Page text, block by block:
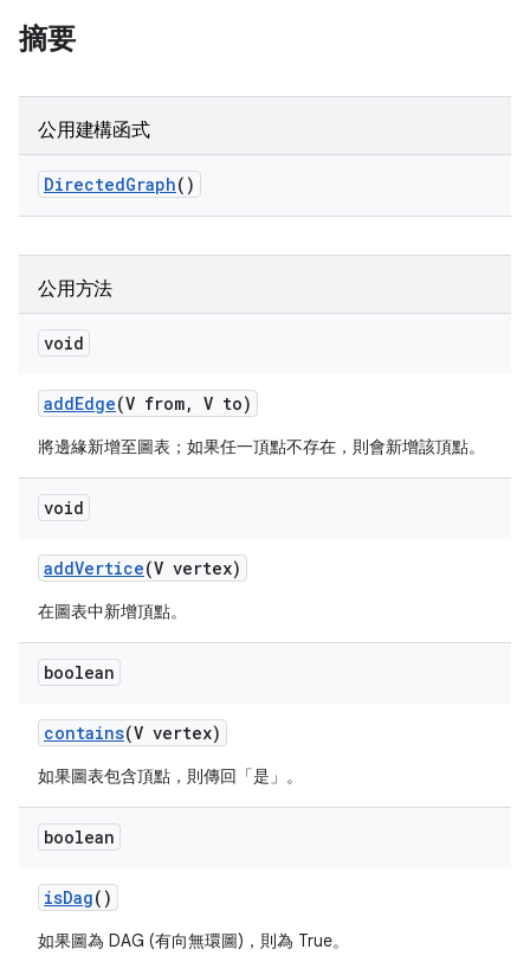
摘要
公用建構函式
DirectedGraph()
公用方法
void
addEdge(V from, V to)
將邊緣新增至圖表；如果任一頂點不存在，則會新增該頂點。
void
addVertice(V vertex)
在圖表中新增頂點。
boolean
contains(V vertex)
如果圖表包含頂點，則傳回「是」。
boolean
isDag()
如果圖為 DAG (有向無環圖)，則為 True。